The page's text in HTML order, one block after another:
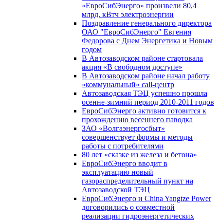
«ЕвроСибЭнерго» произвели 80,4
млрд. кВтч электроэнергии
Поздравление генерального директора
ОАО "ЕвроСибЭнерго" Евгения
Федорова с Днем Энергетика и Новым
годом
В Автозаводском районе стартовала
акция «В свободном доступе»
В Автозаводском районе начал работу
«коммунальный» call-центр
Автозаводская ТЭЦ успешно прошла
осенне-зимний период 2010-2011 годов
ЕвроСибЭнерго активно готовится к
прохождению весеннего паводка
ЗАО «Волгаэнергосбыт»
совершенствует формы и методы
работы с потребителями
80 лет «сказке из железа и бетона»
ЕвроСибЭнерго вводит в
эксплуатацию новый
газораспределительный пункт на
Автозаводской ТЭЦ
ЕвроСибЭнерго и China Yangtze Power
договорились о совместной
реализации гидроэнергетических